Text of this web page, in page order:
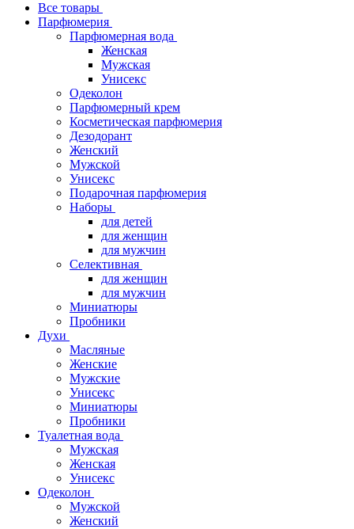
Все товары
Парфюмерия
Парфюмерная вода
Женская
Мужская
Унисекс
Одеколон
Парфюмерный крем
Косметическая парфюмерия
Дезодорант
Женский
Мужской
Унисекс
Подарочная парфюмерия
Наборы
для детей
для женщин
для мужчин
Селективная
для женщин
для мужчин
Миниатюры
Пробники
Духи
Масляные
Женские
Мужские
Унисекс
Миниатюры
Пробники
Туалетная вода
Мужская
Женская
Унисекс
Одеколон
Мужской
Женский